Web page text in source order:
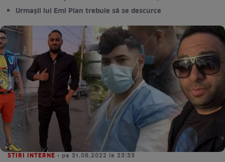
Urmașii lui Emi Pian trebuie să se descurce
STIRI INTERNE • pe 31.08.2022 la 23:33